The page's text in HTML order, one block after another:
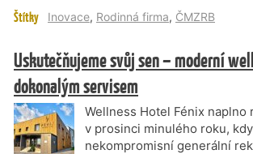
Štítky Inovace, Rodinná firma, ČMZRB
Uskutečňujeme svůj sen – moderní
dokonalým servisem
Wellness Hotel Fénix naplno
v prosinci minulého roku,
nekompromisní generální